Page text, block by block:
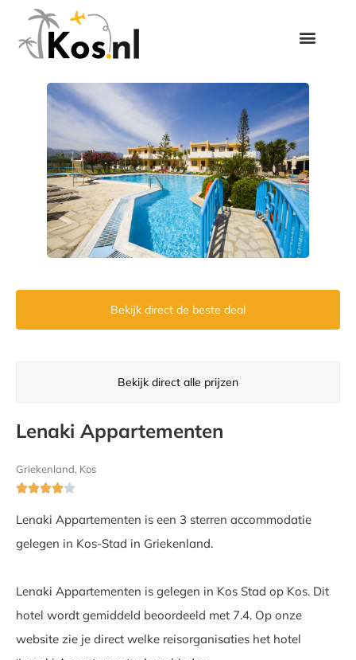
Bekijk direct de beste deal
Bekijk direct alle prijzen
Lenaki Appartementen
Griekenland, Kos

Lenaki Appartementen is een 3 sterren accommodatie
gelegen in Kos-Stad in Griekenland.
Lenaki Appartementen is gelegen in Kos Stad op Kos. Dit
hotel wordt gemiddeld beoordeeld met 7.4. Op onze
website zie je direct welke reisorganisaties het hotel